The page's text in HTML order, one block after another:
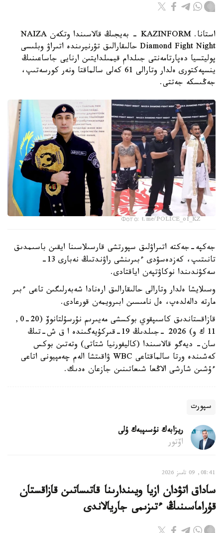
استانا. KAZINFORM - بەيجىڭ قالاسىندا وتكەن NAIZA
Diamond Fight Night حالىقارالىق تۋرنيرىندە اتىراۋ وبلىسى
پوليتسيا دەپارتامەنتى جىلدام قيمىلدايتىن ارنايى جاساعىنىڭ
ينسپەكتورى ەلدار وتارالى 61 كەلى سالماقتا ونەر كورسەتىپ،
جەڭىسكە جەتتى.
Фото: t.me/POLICE_of_KZ
جەكپە-جەكتە اتىراۋلىق سپورتشى قارسىلاسىنا ايقىن باسىمدىق
تانىتىپ، كەزدەسۋدى ءبىرىنشى راۋندتىڭ نەبارى 13-
سەكۋندىندا نوكاۋتپەن اياقتادى.
وسىلايشا ەلدار وتارالى حالىقارالىق ارەنادا شەبەرلىگىن تاعى ءبىر
مارتە دالەلدەپ، ەل نامىسىن ابىرويمەن قورعادى.
قازاقستاندىق كاسىپقوي بوكسشى مەيىرىم نۇرسۇلتانوۆ (20-0,
11 ك و) 2026 -جىلدىڭ 19-قىركۇيەگىندە ا ق ش-تىڭ
سان- ديەگو قالاسىندا (كاليفورنيا شتاتى) وتەتىن بوكس
كەشىندە ورتا سالماقتاعى WBC ۋاقىتشا الەم چەمپيونى اتاعى
ءۇشىن شارشى الاڭعا شىعاتىنىن جازعان ەدىك.
سپورت
ريزابەك نۇسىپبەك ۇلى
اۆتور
08:41, 09 تامىز 2026
ساداق اتۋدان ازيا ويىندارىنا قاتىساتىن قازاقستان
قۇراماسىنىڭ ءتىزىمى جاريالاندى